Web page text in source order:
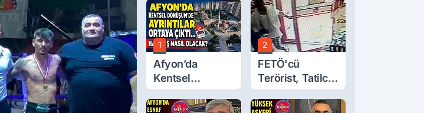
1
Afyon’da
Kentsel
Dönüşüm’de
Ayrıntılar Ortaya
2
FETÖ'cü
Terörist, Tatilci
Gibi Kaçmış